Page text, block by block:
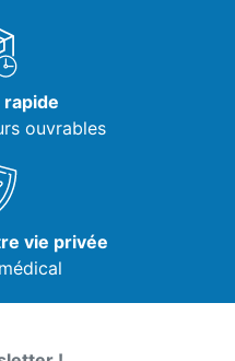
rapide
ouvrables
vie privée